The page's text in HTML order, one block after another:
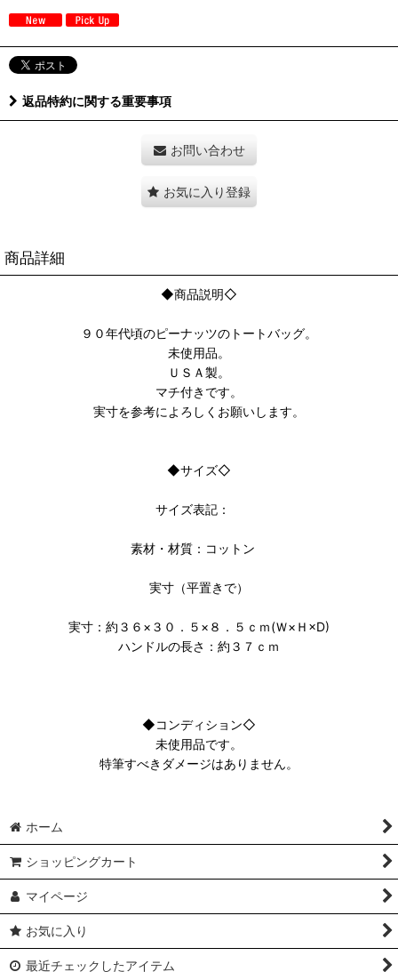
返品特約に関する重要事項
お問い合わせ
お気に入り登録
商品詳細
◆商品説明◇
９０年代頃のピーナッツのトートバッグ。
未使用品。
ＵＳＡ製。
マチ付きです。
実寸を参考によろしくお願いします。
◆サイズ◇
サイズ表記：
素材・材質：コットン
実寸（平置きで）
実寸：約３６×３０．５×８．５ｃｍ(Ｗ×Ｈ×D)
ハンドルの長さ：約３７ｃｍ
◆コンディション◇
未使用品です。
特筆すべきダメージはありません。
ホーム
ショッピングカート
マイページ
お気に入り
最近チェックしたアイテム